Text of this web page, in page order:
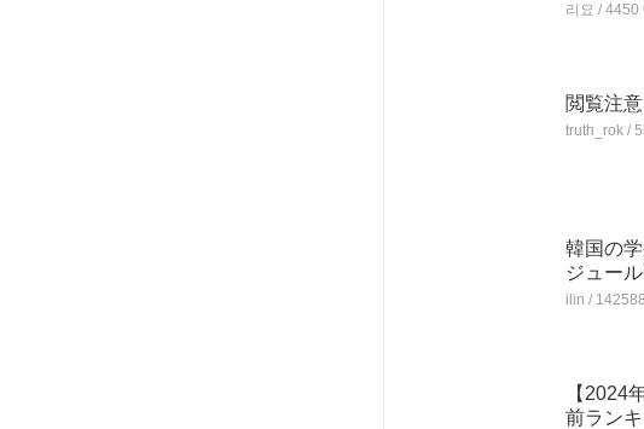
리요 / 4450
閲覧注
truth_rok /
韓国の
ジュー
ilin /
【2024
前ラン